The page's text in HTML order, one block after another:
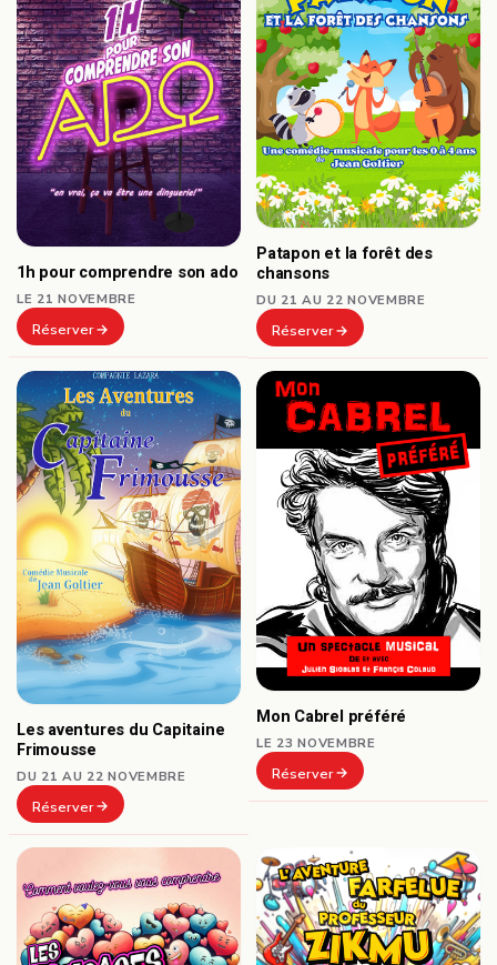
1h pour comprendre son ado
LE 21 NOVEMBRE
Réserver
Patapon et la forêt des
chansons
DU 21 AU 22 NOVEMBRE
Réserver
Les aventures du Capitaine
Frimousse
DU 21 AU 22 NOVEMBRE
Réserver
Mon Cabrel préféré
LE 23 NOVEMBRE
Réserver